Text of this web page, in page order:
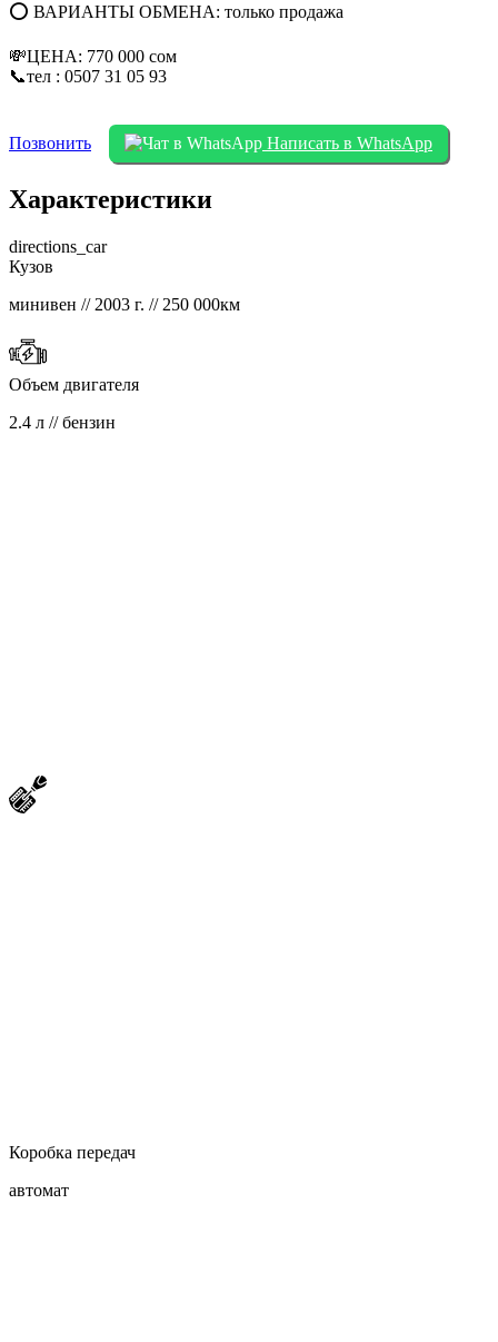
⭕ ВАРИАНТЫ ОБМЕНА: только продажа
💸ЦЕНА: 770 000 сом
📞тел : 0507 31 05 93
Позвонить Написать в WhatsApp
Характеристики
directions_car
Кузов
минивен // 2003 г. // 250 000км
Объем двигателя
2.4 л // бензин
Коробка передач
автомат